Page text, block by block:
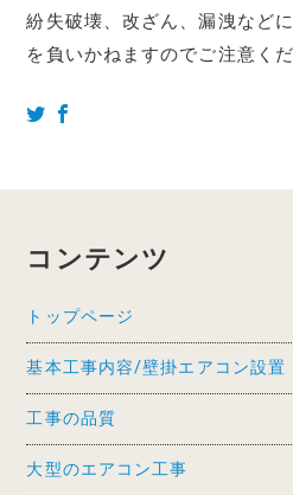
紛失破壊、改ざん、漏洩など
を負いかねますのでご注意く
コンテンツ
トップページ
基本工事内容/壁掛エアコン設置
工事の品質
大型のエアコン工事